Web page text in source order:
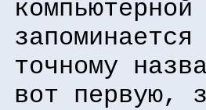
точному
вот первую,